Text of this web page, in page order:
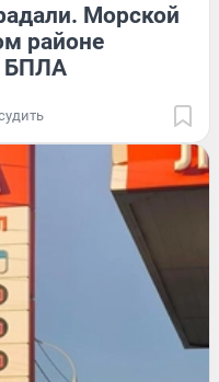
Морской
районе
БПЛА